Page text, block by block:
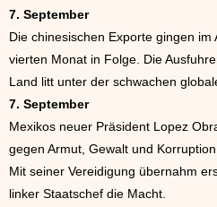
7. September
Die chinesischen Exporte gingen
vierten Monat in Folge. Die
Land litt unter der schwachen
7. September
Mexikos neuer Präsident Lopez
gegen Armut, Gewalt und
Mit seiner Vereidigung übernahm
linker Staatschef die Macht.